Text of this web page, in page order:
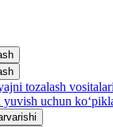
tozalash vositalari
yuvish uchun